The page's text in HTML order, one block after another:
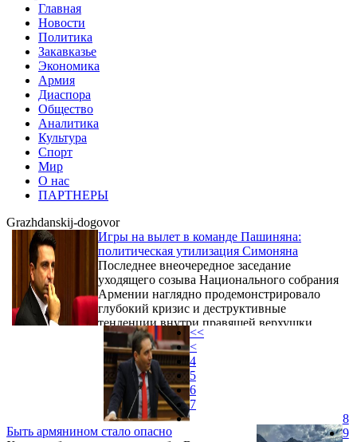
Главная
Новости
Политика
Закавказье
Экономика
Армия
Диаспора
Общество
Аналитика
Культура
Спорт
Мир
О нас
ПАРТНЕРЫ
Grazhdanskij-dogovor
Игры на вылет в команде Пашиняна:
политическая утилизация Симоняна
Последнее внеочередное заседание
уходящего созыва Национального собрания
Армении наглядно продемонстрировало
глубокий кризис и деструктивные
тенденции внутри правящей верхушки.
Центральным событием завершения
парламентского цикла стала показательная
политическая утилизация некогда одного из
ключевых соратников премьер-министра
Никола Пашиняна — спикера парламента
Алена Симоняна. Проиграв
внутрипартийную борьбу в правлении
партии «Гражданский договор» (ГД) и
Быть армянином стало опасно
<<
<
4
5
6
7
8
9